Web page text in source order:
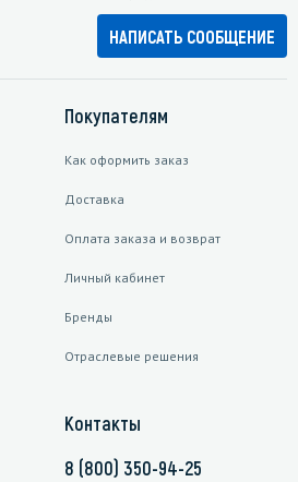
НАПИСАТЬ СООБЩЕНИЕ
Покупателям
Как оформить заказ
Доставка
Оплата заказа и возврат
Личный кабинет
Бренды
Отраслевые решения
Контакты
8 (800) 350-94-25